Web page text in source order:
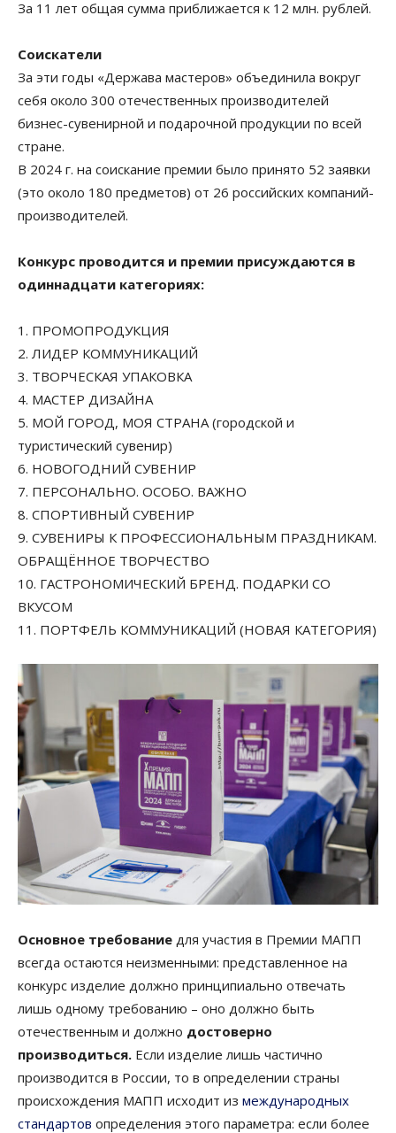
За 11 лет общая сумма приближается к 12 млн. рублей.
Соискатели
За эти годы «Держава мастеров» объединила вокруг
себя около 300 отечественных производителей
бизнес-сувенирной и подарочной продукции по всей
стране.
В 2024 г. на соискание премии было принято 52 заявки
(это около 180 предметов) от 26 российских компаний-
производителей.
Конкурс проводится и премии присуждаются в
одиннадцати категориях:
1. ПРОМОПРОДУКЦИЯ
2. ЛИДЕР КОММУНИКАЦИЙ
3. ТВОРЧЕСКАЯ УПАКОВКА
4. МАСТЕР ДИЗАЙНА
5. МОЙ ГОРОД, МОЯ СТРАНА (городской и
туристический сувенир)
6. НОВОГОДНИЙ СУВЕНИР
7. ПЕРСОНАЛЬНО. ОСОБО. ВАЖНО
8. СПОРТИВНЫЙ СУВЕНИР
9. СУВЕНИРЫ К ПРОФЕССИОНАЛЬНЫМ ПРАЗДНИКАМ.
ОБРАЩЁННОЕ ТВОРЧЕСТВО
10. ГАСТРОНОМИЧЕСКИЙ БРЕНД. ПОДАРКИ СО
ВКУСОМ
11. ПОРТФЕЛЬ КОММУНИКАЦИЙ (НОВАЯ КАТЕГОРИЯ)
Основное требование для участия в Премии МАПП
всегда остаются неизменными: представленное на
конкурс изделие должно принципиально отвечать
лишь одному требованию – оно должно быть
отечественным и должно достоверно
производиться. Если изделие лишь частично
производится в России, то в определении страны
происхождения МАПП исходит из международных
стандартов определения этого параметра: если более